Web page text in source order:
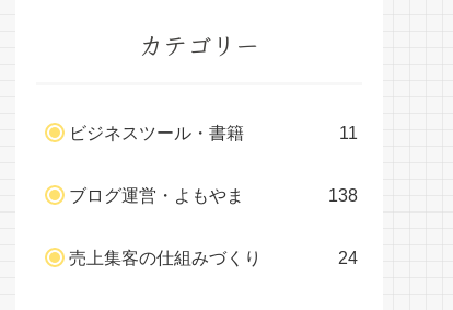
カテゴリー
ビジネスツール・書籍 11
ブログ運営・よもやま 138
売上集客の仕組みづくり 24